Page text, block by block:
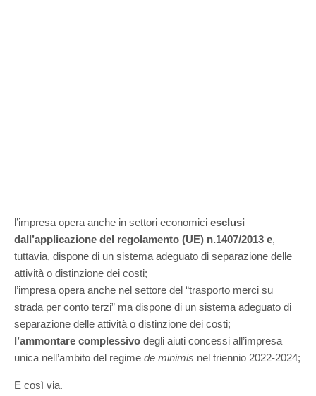
l’impresa opera anche in settori economici esclusi
dall’applicazione del regolamento (UE) n.1407/2013 e,
tuttavia, dispone di un sistema adeguato di separazione delle
attività o distinzione dei costi;
l’impresa opera anche nel settore del “trasporto merci su
strada per conto terzi” ma dispone di un sistema adeguato di
separazione delle attività o distinzione dei costi;
l’ammontare complessivo degli aiuti concessi all’impresa
unica nell’ambito del regime de minimis nel triennio 2022-2024;
E così via.